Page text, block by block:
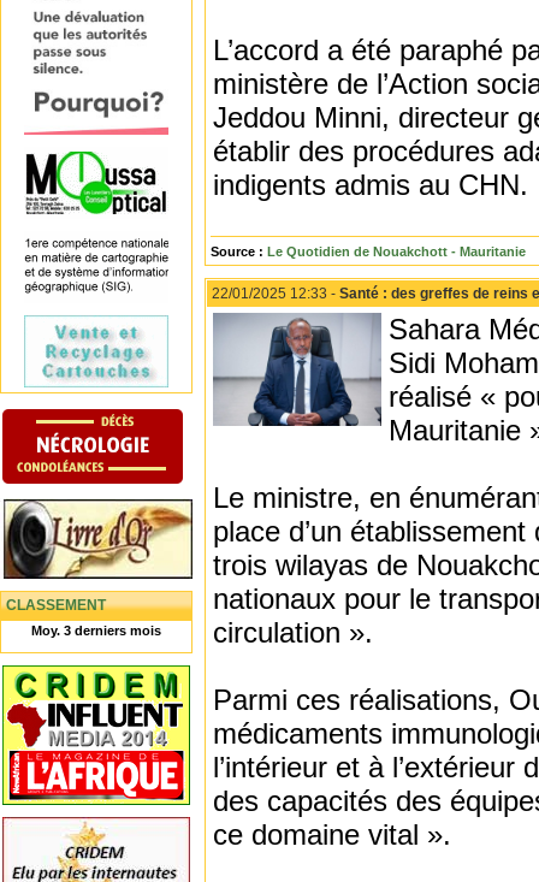
CLASSEMENT
Moy. 3 derniers mois
L’accord a été paraphé
ministère de l’Action
Jeddou Minni, directeur
établir des procédures
indigents admis au CHN.
Source : Le Quotidien de Nouakchott - Mauritanie
22/01/2025 12:33 - Santé : des greffes de reins
Sahara
Sidi
réalisé «
Mauritanie
Le ministre, en
place d’un
trois wilayas de
nationaux pour le
circulation ».
Parmi ces réalisations,
médicaments
l’intérieur et à
des capacités des
ce domaine vital ».